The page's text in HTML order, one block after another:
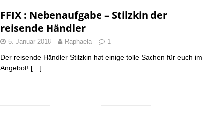
FFIX : Nebenaufgabe – Stilzkin der
reisende Händler
5. Januar 2018 Raphaela 1
Der reisende Händler Stilzkin hat einige tolle Sachen für euch im
Angebot! […]